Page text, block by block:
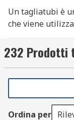
Un tagliatubi è
che viene
un tubo in modo
seghetto a mano.
Si trovano in
adattarsi al
possono
232 Prodotti
Ordina per